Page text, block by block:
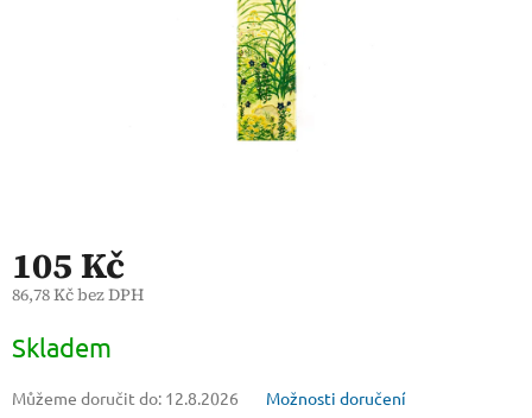
105 Kč
86,78 Kč bez DPH
cena:
Skladem
Můžeme doručit do: 12.8.2026 Možnosti doručení